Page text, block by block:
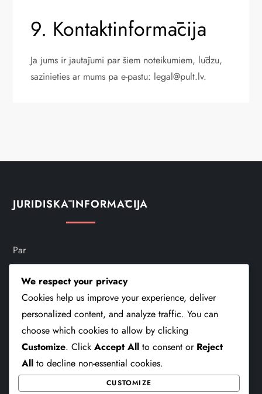
9. Kontaktinformācija
Ja jums ir jautājumi par šiem noteikumiem, lūdzu,
sazinieties ar mums pa e-pastu: legal@pult.lv.
JURIDISKĀ INFORMĀCIJA
Par
Kontakti
Privātuma Politika
Sīkdatnes Un Izsekošana
Noteikumi Un Nosacījumi
We respect your privacy
Cookies help us improve your experience, deliver
personalized content, and analyze traffic. You can
choose which cookies to allow by clicking
Customize. Click Accept All to consent or Reject
All to decline non-essential cookies.
CUSTOMIZE